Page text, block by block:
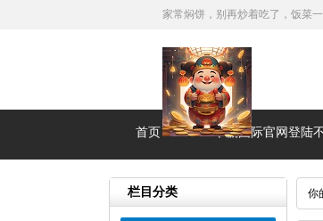
家常焖饼，别再炒着吃了，饭菜
首页 千赢国际官网登陆
栏目分类 你